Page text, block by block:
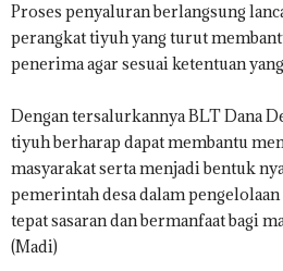
Proses penyaluran berlangsung
perangkat tiyuh yang turut
penerima agar sesuai ketentuan
Dengan tersalurkannya BLT Dana
tiyuh berharap dapat membantu
masyarakat serta menjadi bentuk
pemerintah desa dalam pengelolaan
tepat sasaran dan bermanfaat bagi
(Madi)